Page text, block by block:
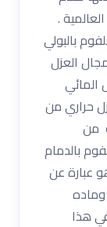
.
بالبولي
العزل
المائي
حراري من
من
بالدمام
عبارة عن
هذا